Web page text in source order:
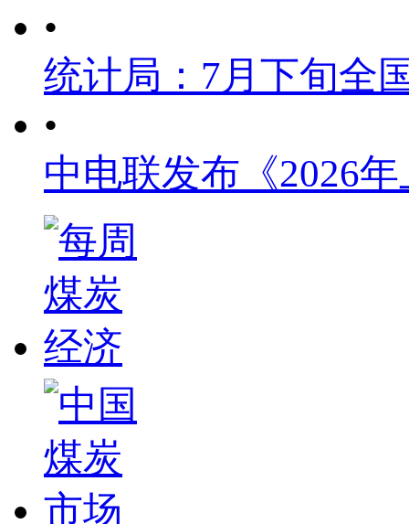
•
统计局：7月下旬全
•
中电联发布《2026